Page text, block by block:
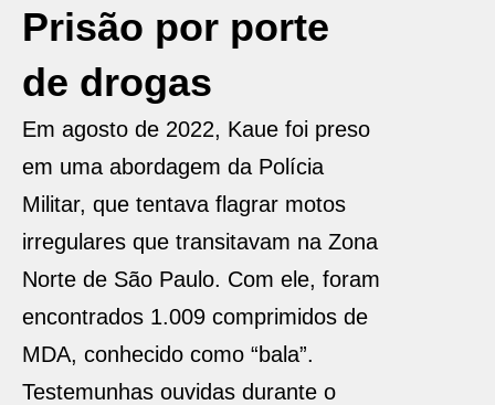
Prisão por porte
de drogas
Em agosto de 2022, Kaue foi preso
em uma abordagem da Polícia
Militar, que tentava flagrar motos
irregulares que transitavam na Zona
Norte de São Paulo. Com ele, foram
encontrados 1.009 comprimidos de
MDA, conhecido como “bala”.
Testemunhas ouvidas durante o